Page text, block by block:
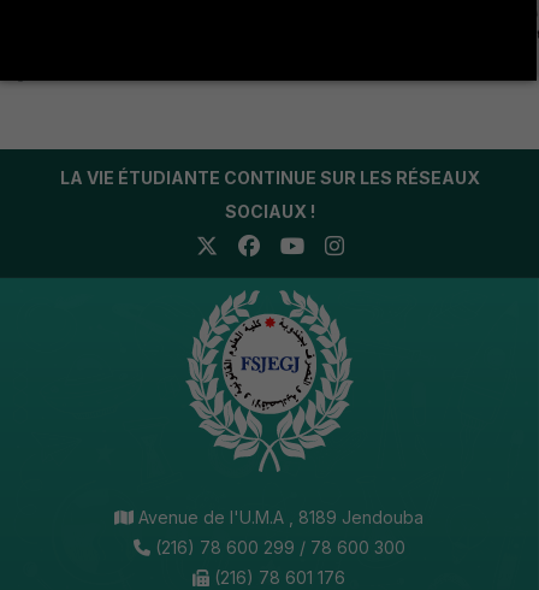
LA VIE ÉTUDIANTE CONTINUE SUR LES RÉSEAUX
SOCIAUX !
Avenue de l'U.M.A , 8189 Jendouba
(216) 78 600 299 / 78 600 300
(216) 78 601 176